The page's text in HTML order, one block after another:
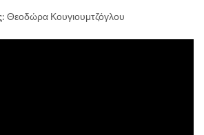
: Θεοδώρα Κουγιουμτζόγλου